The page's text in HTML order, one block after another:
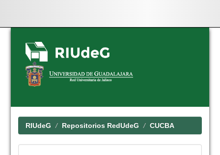
Skip
navigation
RIUdeG Repositorios RedUdeG CUCBA